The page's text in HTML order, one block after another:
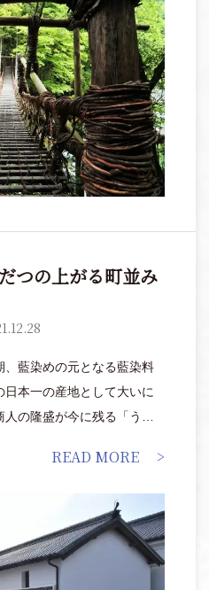
ません。一泊二日の旅でめ
化体験を楽しみ、心と体
つの上がる町並み
藍染めの元となる藍染料
日本一の産地として大いに
の隆盛が今に残る「うだ
染料を使った藍染の体験
READ MORE